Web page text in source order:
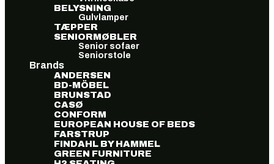
BELYSNING
Gulvlamper
TÆPPER
SENIORMØBLER
Senior sofaer
Seniorstole
Brands
ANDERSEN
BD-MÖBEL
BRUNSTAD
CASØ
CONFORM
EUROPEAN HOUSE OF BEDS
FARSTRUP
FINDAHL BY HAMMEL
GREEN FURNITURE